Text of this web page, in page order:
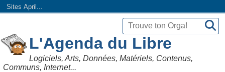
Sites April...
L'Agenda du Libre
Logiciels, Arts, Données, Matériels, Contenus,
Communs, Internet...